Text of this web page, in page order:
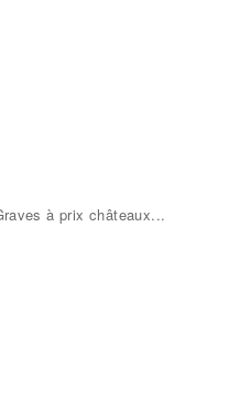
à prix châteaux...